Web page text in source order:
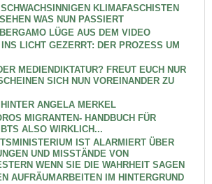
KLIMAFASCHISTEN
WAS NUN PASSIERT
LÜGE AUS DEM VIDEO
LICHT GEZERRT: DER PROZESS UM
MEDIENDIKTATUR? FREUT EUCH NUR
SICH NUN VOREINANDER ZU
ANGELA MERKEL
MIGRANTEN- HANDBUCH FÜR
ALSO WIRKLICH...
IST ALARMIERT ÜBER
UND MISSTÄNDE VON
WENN SIE DIE WAHRHEIT SAGEN
AUFRÄUMARBEITEN IM HINTERGRUND